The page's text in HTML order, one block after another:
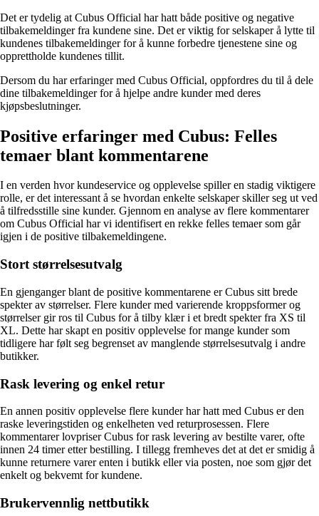
Det er tydelig at Cubus Official har hatt både positive og negative
tilbakemeldinger fra kundene sine. Det er viktig for selskaper å lytte til
kundenes tilbakemeldinger for å kunne forbedre tjenestene sine og
opprettholde kundenes tillit.
Dersom du har erfaringer med Cubus Official, oppfordres du til å dele
dine tilbakemeldinger for å hjelpe andre kunder med deres
kjøpsbeslutninger.
Positive erfaringer med Cubus: Felles
temaer blant kommentarene
I en verden hvor kundeservice og opplevelse spiller en stadig viktigere
rolle, er det interessant å se hvordan enkelte selskaper skiller seg ut ved
å tilfredsstille sine kunder. Gjennom en analyse av flere kommentarer
om Cubus Official har vi identifisert en rekke felles temaer som går
igjen i de positive tilbakemeldingene.
Stort størrelsesutvalg
En gjenganger blant de positive kommentarene er Cubus sitt brede
spekter av størrelser. Flere kunder med varierende kroppsformer og
størrelser gir ros til Cubus for å tilby klær i et bredt spekter fra XS til
XL. Dette har skapt en positiv opplevelse for mange kunder som
tidligere har følt seg begrenset av manglende størrelsesutvalg i andre
butikker.
Rask levering og enkel retur
En annen positiv opplevelse flere kunder har hatt med Cubus er den
raske leveringstiden og enkelheten ved returprosessen. Flere
kommentarer lovpriser Cubus for rask levering av bestilte varer, ofte
innen 24 timer etter bestilling. I tillegg fremheves det at det er smidig å
kunne returnere varer enten i butikk eller via posten, noe som gjør det
enkelt og bekvemt for kundene.
Brukervennlig nettbutikk